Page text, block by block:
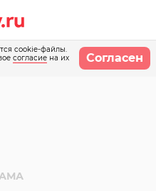
cookie-файлы.
согласие на их
Согласен